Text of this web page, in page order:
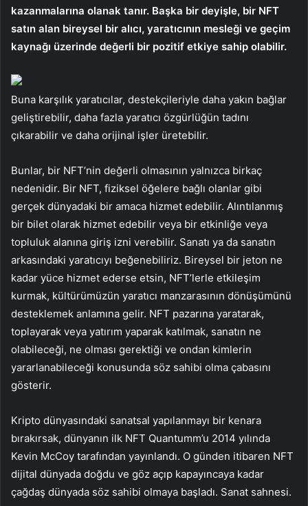
kazanmalarına olanak tanır. Başka bir deyişle, bir NFT
satın alan bireysel bir alıcı, yaratıcının mesleği ve geçim
kaynağı üzerinde değerli bir pozitif etkiye sahip olabilir.
Buna karşılık yaratıcılar, destekçileriyle daha yakın bağlar
geliştirebilir, daha fazla yaratıcı özgürlüğün tadını
çıkarabilir ve daha orijinal işler üretebilir.
Bunlar, bir NFT’nin değerli olmasının yalnızca birkaç
nedenidir. Bir NFT, fiziksel öğelere bağlı olanlar gibi
gerçek dünyadaki bir amaca hizmet edebilir. Alıntılanmış
bir bilet olarak hizmet edebilir veya bir etkinliğe veya
topluluk alanına giriş izni verebilir. Sanatı ya da sanatın
arkasındaki yaratıcıyı beğenebiliriz. Bireysel bir jeton ne
kadar yüce hizmet ederse etsin, NFT’lerle etkileşim
kurmak, kültürümüzün yaratıcı manzarasının dönüşümünü
desteklemek anlamına gelir. NFT pazarına yaratarak,
toplayarak veya yatırım yaparak katılmak, sanatın ne
olabileceği, ne olması gerektiği ve ondan kimlerin
yararlanabileceği konusunda söz sahibi olma çabasını
gösterir.
Kripto dünyasındaki sanatsal yapılanmayı bir kenara
bırakırsak, dünyanın ilk NFT Quantumm’u 2014 yılında
Kevin McCoy tarafından yayınlandı. O günden itibaren NFT
dijital dünyada doğdu ve göz açıp kapayıncaya kadar
çağdaş dünyada söz sahibi olmaya başladı. Sanat sahnesi.